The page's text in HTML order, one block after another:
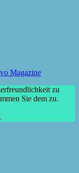
Magazine
zu
Sie dem zu.